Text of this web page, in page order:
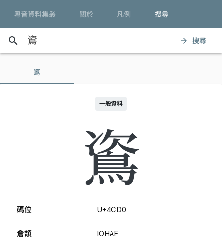
粵音資料集叢 關於 凡例 搜尋
search arrow_forward 搜尋
䳐
一般資料
䳐
碼位 U+4CD0
倉頡 IOHAF